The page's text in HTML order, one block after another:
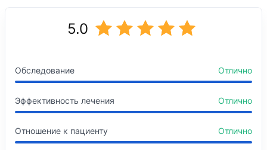
Лечебное дело
5.0
Обследование Отлично
Эффективность лечения Отлично
Отношение к пациенту Отлично